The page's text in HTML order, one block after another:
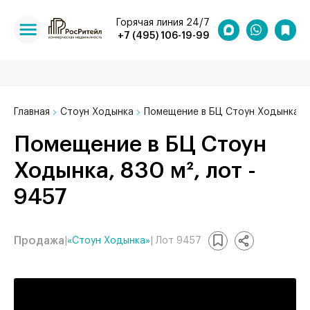
+7 (495) 106-19-99
Горячая линия 24/7
Главная Стоун Ходынка Помещение в БЦ Стоун Ходынка,
Помещение в БЦ Стоун
Ходынка, 830 м², лот -
9457
Продажа «Стоун Ходынка» | Лот 9457